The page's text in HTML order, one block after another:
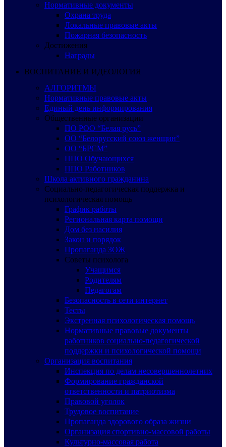
Нормативные документы
Охрана труда
Локальные правовые акты
Пожарная безопасность
Достижения
Награды
ВОСПИТАНИЕ И ИДЕОЛОГИЯ
АЛГОРИТМЫ
Нормативные правовые акты
Единый день информирования
Общественные организации
ПО РОО “Белая русь”
ОО “Белорусский союз женщин”
ОО “БРСМ”
ППО Обучающихся
ППО Работников
Школа активного гражданина
Социально-педагогическая поддержка и
психологическая помощь
График работы
Региональная карта помощи
Дом без насилия
Закон и порядок
Пропаганда ЗОЖ
Советы психолога
Учащимся
Родителям
Педагогам
Безопасность в сети интернет
Тесты
Экстренная психологическая помощь
Нормативные правовые документы
работников социально-педагогической
поддержки и психологической помощи
Организация воспитания
Инспекция по делам несовершеннолетних
Формирование гражданской
ответственности и патриотизма
Правовой уголок
Трудовое воспитание
Пропаганда здорового образа жизни
Организация спортивно-массовой работы
Культурно-массовая работа